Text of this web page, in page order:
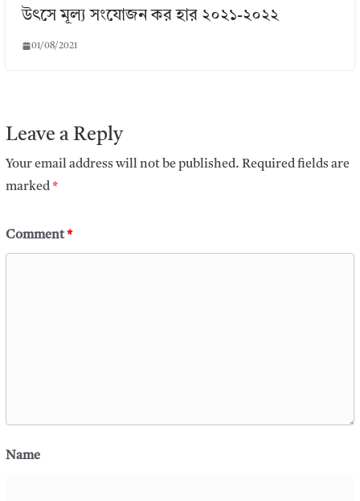
উৎসে মূল্য সংযোজন কর হার ২০২১-২০২২
01/08/2021
Leave a Reply
Your email address will not be published. Required fields are
marked*
Comment*
Name